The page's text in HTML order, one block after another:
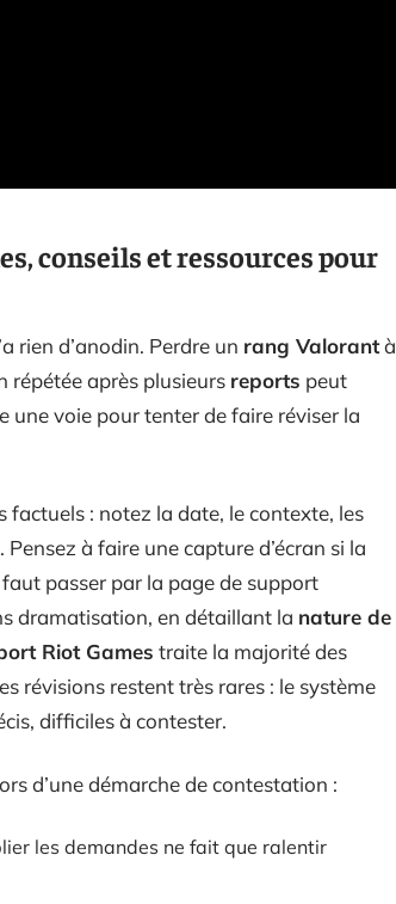
conseils et ressources pour
rien d’anodin. Perdre un rang Valorantà
répétée après plusieurs reports peut
une voie pour tenter de faire réviser la
: notez la date, le contexte, les
à faire une capture d’écran si la
passer par la page de support
dramatisation, en détaillant la nature de
Riot Games traite la majorité des
révisions restent très rares : le système
difficiles à contester.
d’une démarche de contestation :
les demandes ne fait que ralentir